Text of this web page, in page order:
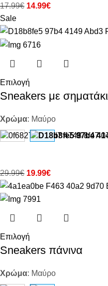
17.99€ 14.99€
Sale
Επιλογή
Sneakers με σηματάκι
Χρώμα: Μαύρο
29.99€ 19.99€
Επιλογή
Sneakers πάνινα
Χρώμα: Μαύρο